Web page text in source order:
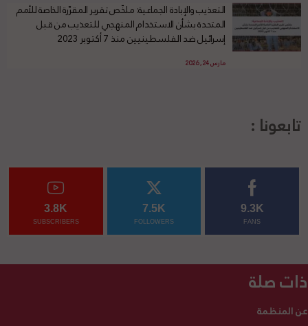
التعذيب والإبادة الجماعية: ملخّص تقرير المقرّرة الخاصة للأمم
المتحدة بشأن الاستخدام المنهجي للتعذيب من قبل
إسرائيل ضد الفلسطينيين منذ 7 أكتوبر 2023
مارس 24, 2026
تابعونا :
9.3K
FANS
7.5K
FOLLOWERS
3.8K
SUBSCRIBERS
ذات صلة
عن المنظمة